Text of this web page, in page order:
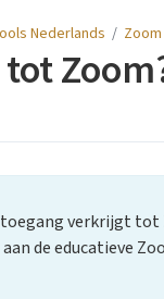
Nederlands / Zoom
verkrijgt
de educatieve